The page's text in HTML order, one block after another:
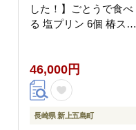
した！】ごとうで食べ
る 塩プリン 6個 椿スプ
46,000円
長崎県 新上五島町